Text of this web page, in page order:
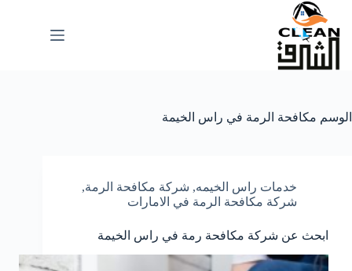
التجاوز
المحتوى
الوسم مكافحة الرمة في راس الخيمة
خدمات راس الخيمه, شركة مكافحة الرمة,
شركة مكافحة الرمة في الامارات
ابحث عن شركة مكافحة رمة في راس الخيمة